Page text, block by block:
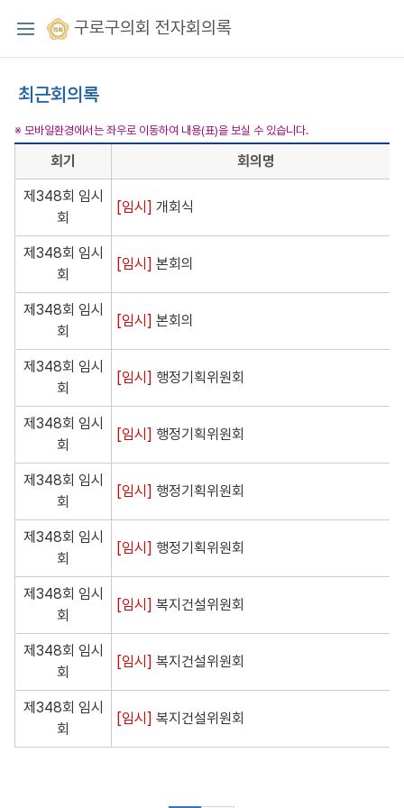
구로구의회 전자회의록
최근회의록
※ 모바일환경에서는 좌우로 이동하여 내용(표)을 보실 수 있습니다.
회기 회의명
제348회 임시
회
[임시] 개회식
제348회 임시
회
[임시] 본회의
제348회 임시
회
[임시] 본회의
제348회 임시
회
[임시] 행정기획위원회
제348회 임시
회
[임시] 행정기획위원회
제348회 임시
회
[임시] 행정기획위원회
제348회 임시
회
[임시] 행정기획위원회
제348회 임시
회
[임시] 복지건설위원회
제348회 임시
회
[임시] 복지건설위원회
제348회 임시
회
[임시] 복지건설위원회